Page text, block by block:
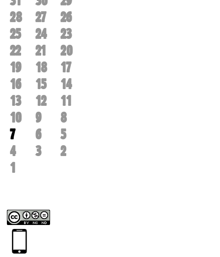
28
27
26
25
24
23
22
21
20
19
18
17
16
15
14
13
12
11
10
9
8
7
6
5
4
3
2
1